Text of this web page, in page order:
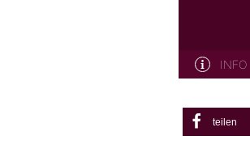
teilen